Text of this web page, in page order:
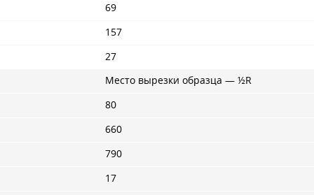
69
157
27
Место вырезки образца — ½R
80
660
790
17